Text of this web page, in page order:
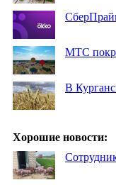
МТС
В
Хорошие новости: